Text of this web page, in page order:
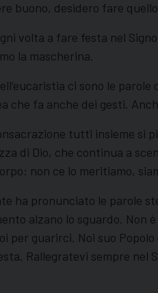
buono, desidero fare
volta a fare festa nel
la mascherina.
ci sono le
che fa anche dei gesti.
tutti insieme si
di Dio, che continua a
non ce lo meritiamo,
ha pronunciato le parole
alzano lo sguardo.
per guarirci. Noi suo
Rallegratevi sempre nel